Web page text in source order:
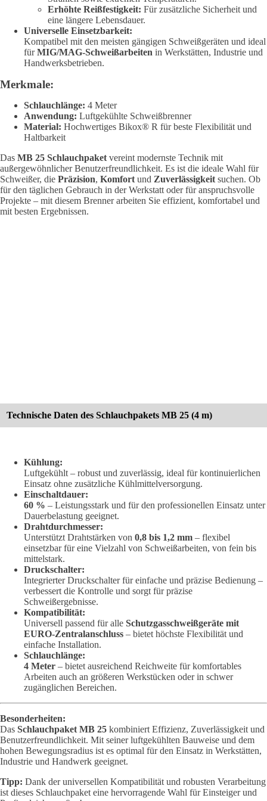
Erhöhte Reißfestigkeit: Für zusätzliche Sicherheit und
eine längere Lebensdauer.
Universelle Einsetzbarkeit:
Kompatibel mit den meisten gängigen Schweißgeräten und ideal
fürMIG/MAG-Schweißarbeiten in Werkstätten, Industrie und
Handwerksbetrieben.
Merkmale:
Schlauchlänge: 4 Meter
Anwendung: Luftgekühlte Schweißbrenner
Material: Hochwertiges Bikox® R für beste Flexibilität und
Haltbarkeit
Das MB 25 Schlauchpaket vereint modernste Technik mit
außergewöhnlicher Benutzerfreundlichkeit. Es ist die ideale Wahl für
Schweißer, die Präzision, Komfort und Zuverlässigkeit suchen. Ob
für den täglichen Gebrauch in der Werkstatt oder für anspruchsvolle
Projekte – mit diesem Brenner arbeiten Sie effizient, komfortabel und
mit besten Ergebnissen.
Technische Daten des Schlauchpakets MB 25 (4 m)
Kühlung:
Luftgekühlt – robust und zuverlässig, ideal für kontinuierlichen
Einsatz ohne zusätzliche Kühlmittelversorgung.
Einschaltdauer:
60 % – Leistungsstark und für den professionellen Einsatz unter
Dauerbelastung geeignet.
Drahtdurchmesser:
Unterstützt Drahtstärken von 0,8 bis 1,2 mm – flexibel
einsetzbar für eine Vielzahl von Schweißarbeiten, von fein bis
mittelstark.
Druckschalter:
Integrierter Druckschalter für einfache und präzise Bedienung –
verbessert die Kontrolle und sorgt für präzise
Schweißergebnisse.
Kompatibilität:
Universell passend für alle Schutzgasschweißgeräte mit
EURO-Zentralanschluss – bietet höchste Flexibilität und
einfache Installation.
Schlauchlänge:
4 Meter – bietet ausreichend Reichweite für komfortables
Arbeiten auch an größeren Werkstücken oder in schwer
zugänglichen Bereichen.
Besonderheiten:
Das Schlauchpaket MB 25 kombiniert Effizienz, Zuverlässigkeit und
Benutzerfreundlichkeit. Mit seiner luftgekühlten Bauweise und dem
hohen Bewegungsradius ist es optimal für den Einsatz in Werkstätten,
Industrie und Handwerk geeignet.
Tipp: Dank der universellen Kompatibilität und robusten Verarbeitung
ist dieses Schlauchpaket eine hervorragende Wahl für Einsteiger und